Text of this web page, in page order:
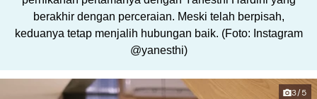
berakhir dengan perceraian. Meski telah berpisah,
keduanya tetap menjalih hubungan baik. (Foto: Instagram
@yanesthi)
3/5